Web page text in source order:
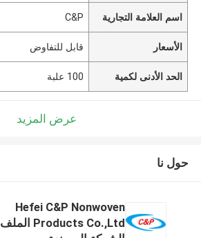
اسم العلامة التجارية C&P
الأسعار قابل للتفاوض
الحد الأدنى لكمية 100 علبة
عرض المزيد
حول نا
Hefei C&P Nonwoven
Products Co.,Ltd الملف